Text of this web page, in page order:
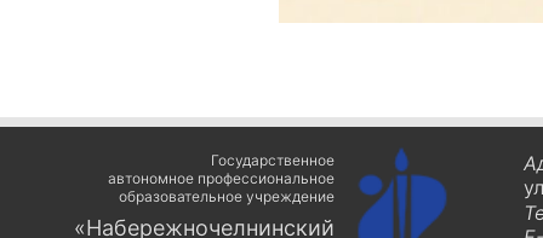
Государственное
автономное профессиональное
образовательное учреждение
«Набережночелнинский